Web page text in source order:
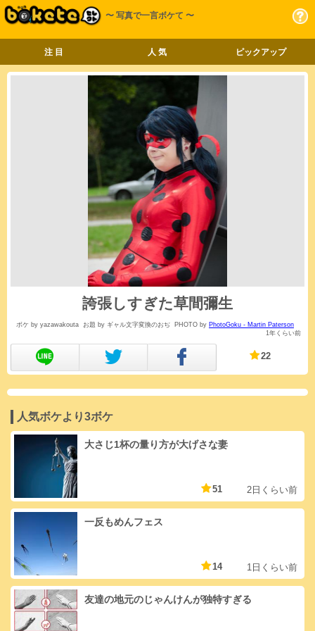
〜 写真で一言ボケて 〜
注 目 人 気 ピックアップ
誇張しすぎた草間彌生
ボケ by yazawakouta お題 by ギャル文字変換のおぢ PHOTO by PhotoGoku - Martin Paterson
1年くらい前
22
人気ボケより3ボケ
大さじ1杯の量り方が大げさな妻
51 2日くらい前
一反もめんフェス
14 1日くらい前
友達の地元のじゃんけんが独特すぎる